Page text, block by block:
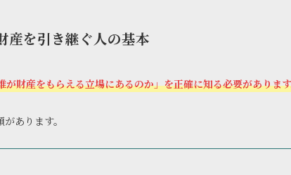
産を引き継ぐ人の基本
が財産をもらえる立場にあるのか」を正確に知る必要がありま
あります。